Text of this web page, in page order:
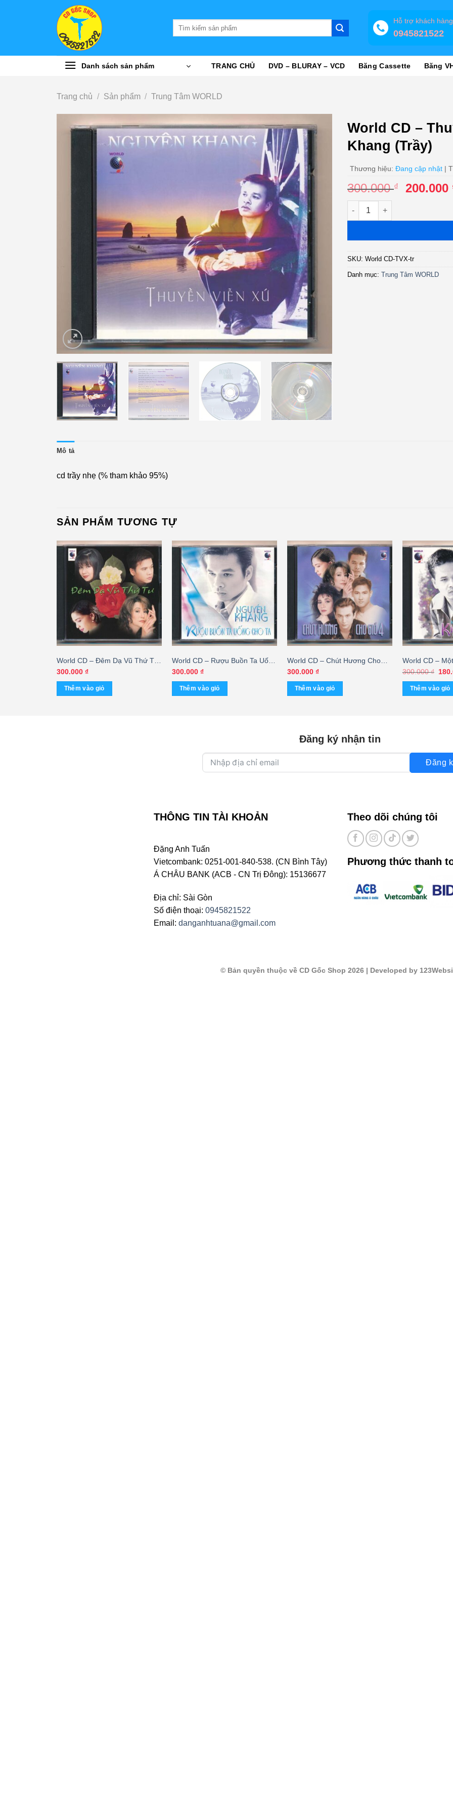
Hỗ trợ khách hàng
0945821522
Danh sách sản phẩm TRANG CHỦ DVD – BLURAY – VCD Băng Cassette Băng
Trang chủ / Sản phẩm / Trung Tâm WORLD
World CD –
Khang (Trầy)
Thương hiệu: Đang cập nhật |
300.000₫
Giá
300.000
200.000
World CD - Thuyền Viễn Xứ -
SKU: World CD-TVX-tr
Danh mục: Trung Tâm WORLD
Mô tả
cd trầy nhẹ (% tham khảo 95%)
SẢN PHẨM TƯƠNG TỰ
World CD – Đêm Dạ Vũ Thứ Tư
– Lưu Hồng
300.000 ₫
Thêm vào giỏ
World CD – Rượu Buồn Ta Uống
Cho Ta – Nguyên Khang
300.000 ₫
Thêm vào giỏ
World CD – Chút Hương Cho
Gió 4 – Lưu Hồng
300.000 ₫
Thêm vào giỏ
World CD –
Người –
Hương – Julie
300.000₫ Giá
là:
Thêm vào giỏ
Đăng ký nhận tin
Đăng
THÔNG TIN TÀI KHOẢN
Đặng Anh Tuấn
Vietcombank: 0251-001-840-538. (CN Bình Tây)
Á CHÂU BANK (ACB - CN Trị Đông): 15136677
Địa chỉ: Sài Gòn
Số điện thoại: 0945821522
Email: danganhtuana@gmail.com
Theo dõi chúng tôi
Phương thức thanh
© Bản quyền thuộc về CD Gốc Shop 2026| Developed by